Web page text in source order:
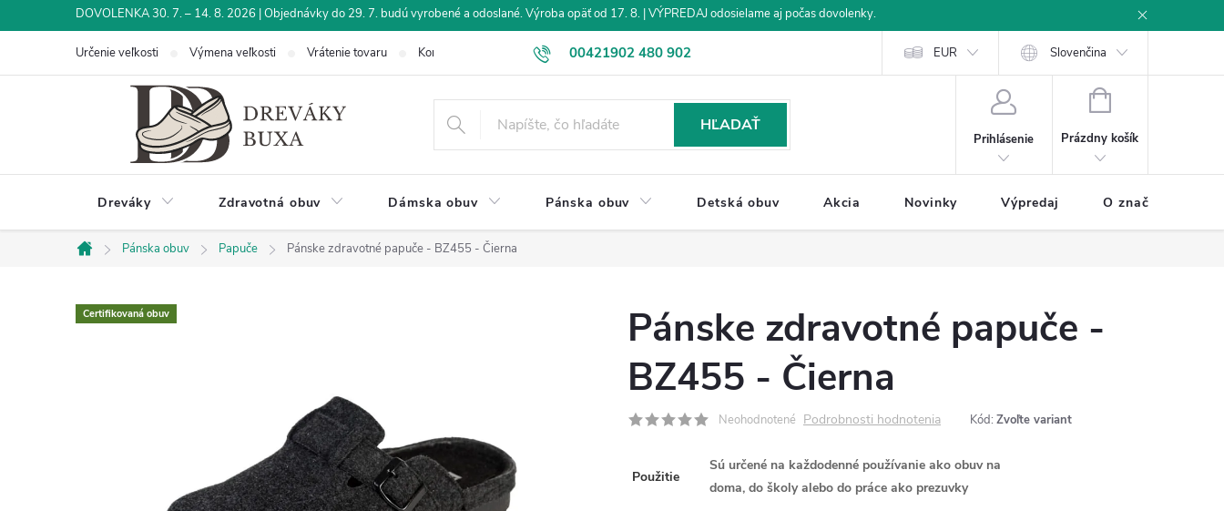
na
DOVOLENKA 30. 7. – 14. 8. 2026 | Objednávky do 29. 7. budú vyrobené a odoslané. Výroba opäť od 17. 8. | VÝPREDAJ odosielame aj počas dovolenky.
00421902 480 902
eshop@drevakybuxa.sk
Určenie veľkosti Výmena veľkosti Vrátenie tovaru Kontakt Veľkoobchod Obchodné podmienky Ochrana osobných údajov Ako nakupovať
EUR Slovenčina
HĽADAŤ
Prihlásenie
NÁKUPNÝ
Prázdny košík
Dreváky Zdravotná obuv Dámska obuv Pánska obuv Detská obuv Akcia Novinky Výpredaj O značke BUXA
Domov
Pánska obuv Papuče Pánske zdravotné papuče - BZ455 - Čierna
Certifikovaná obuv
Pánske zdravotné papuče -
BZ455 - Čierna
Neohodnotené Podrobnosti hodnotenia Kód: Zvoľte variant
Použitie
Sú určené na každodenné používanie ako obuv na
doma, do školy alebo do práce ako prezuvky